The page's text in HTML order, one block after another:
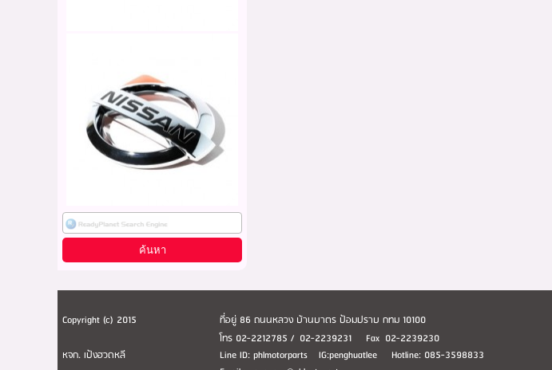
Copyright (c) 2015 ที่อยู่ 86 ถนนหลวง บ้านบาตร ป้อมปราบ กทม 10100
หจก. เป้งฮวดหลี
โทร 02-2212785 / 02-2239231 Fax 02-2239230
Line ID: phlmotorparts IG:penghuatlee Hotline: 085-3598833